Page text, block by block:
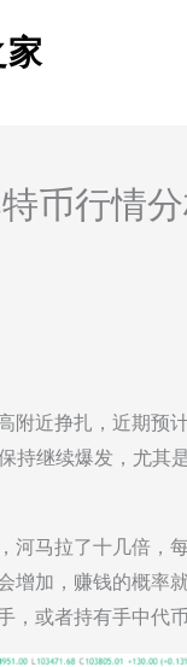
家
币行情
附近挣扎，近期预
持继续爆发，尤
河马拉了十几倍，
增加，赚钱的概率
，或者持有手中代币